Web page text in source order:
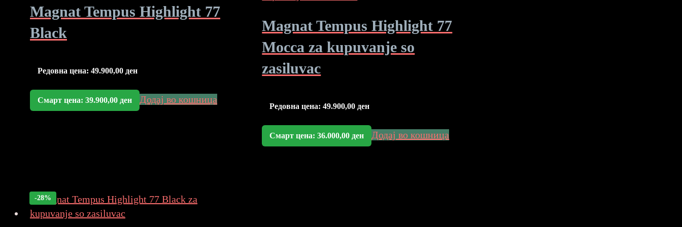
Magnat Tempus Highlight 77
Black
Редовна цена: 49.900,00 ден
Смарт цена: 39.900,00 ден Додај во кошница
Magnat Tempus Highlight 77
Mocca za kupuvanje so
zasiluvac
Редовна цена:49.900,00 ден
Смарт цена:36.000,00 ден Додај во кошница
-28%